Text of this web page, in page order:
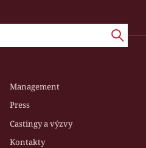
Management
Press
Castingy a výzvy
Kontakty